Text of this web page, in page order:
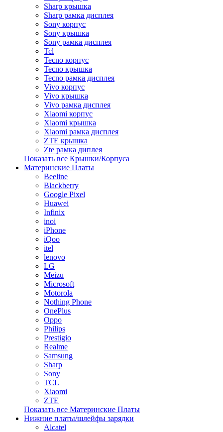
Sharp крышка
Sharp рамка дисплея
Sony корпус
Sony крышка
Sony рамка дисплея
Tcl
Tecno корпус
Tecno крышка
Tecno рамка дисплея
Vivo корпус
Vivo крышка
Vivo рамка дисплея
Xiaomi корпус
Xiaomi крышка
Xiaomi рамка дисплея
ZTE крышка
Zte рамка диплея
Показать все Крышки/Корпуса
Материнские Платы
Beeline
Blackberry
Google Pixel
Huawei
Infinix
inoi
iPhone
iQoo
itel
lenovo
LG
Meizu
Microsoft
Motorola
Nothing Phone
OnePlus
Oppo
Philips
Prestigio
Realme
Samsung
Sharp
Sony
TCL
Xiaomi
ZTE
Показать все Материнские Платы
Нижние платы/шлейфы зарядки
Alcatel